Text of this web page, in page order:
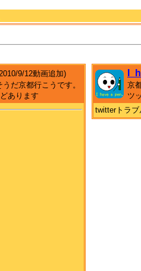
9/12動画追加)
だ京都行こうです。
あります
京
ツ
twitterトラ